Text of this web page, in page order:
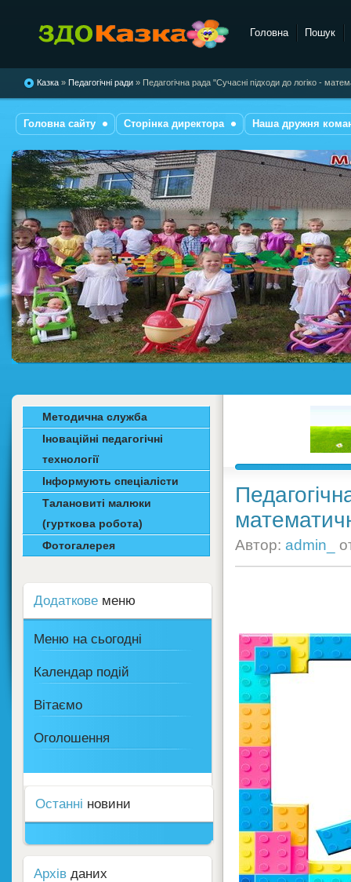
"Казка"
Головна Пошук
Казка » Педагогічні ради » Педагогічна рада "Сучасні підходи до логіко -
Головна сайту Сторінка директора Наша дружня
Автор: admin_
Методична служба
Іноваційні педагогічні
технології
Інформують спеціалісти
Талановиті малюки
(гурткова робота)
Фотогалерея
Додаткове меню
Меню на сьогодні
Календар подій
Вітаємо
Оголошення
Останні новини
Архів даних